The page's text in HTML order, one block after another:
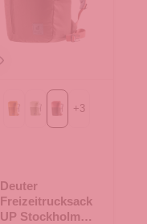
almond-cinnamon
grove-mineral
raisin-caspia
+3
Deuter
Freizeitrucksack
UP Stockholm